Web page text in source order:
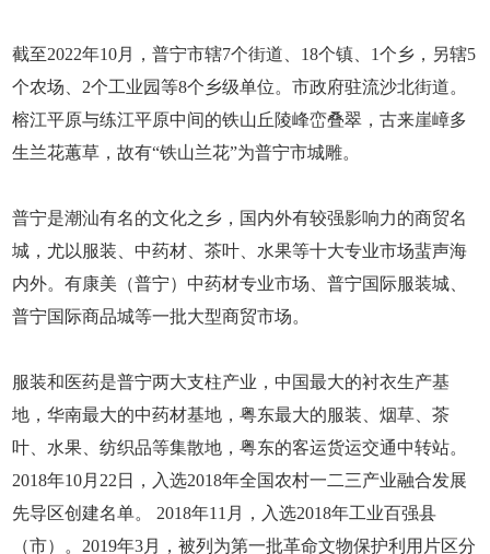
截至2022年10月，普宁市辖7个街道、18个镇、1个乡，另辖5
个农场、2个工业园等8个乡级单位。市政府驻流沙北街道。
榕江平原与练江平原中间的铁山丘陵峰峦叠翠，古来崖嶂多
生兰花蕙草，故有“铁山兰花”为普宁市城雕。
普宁是潮汕有名的文化之乡，国内外有较强影响力的商贸名
城，尤以服装、中药材、茶叶、水果等十大专业市场蜚声海
内外。有康美（普宁）中药材专业市场、普宁国际服装城、
普宁国际商品城等一批大型商贸市场。
服装和医药是普宁两大支柱产业，中国最大的衬衣生产基
地，华南最大的中药材基地，粤东最大的服装、烟草、茶
叶、水果、纺织品等集散地，粤东的客运货运交通中转站。
2018年10月22日，入选2018年全国农村一二三产业融合发展
先导区创建名单。 2018年11月，入选2018年工业百强县
（市）。2019年3月，被列为第一批革命文物保护利用片区分